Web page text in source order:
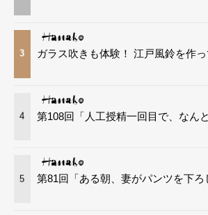
3 ガラス吹きも体験！ 江戸風鈴を作っ
4 第108回「人工授精一回目で、なん
5 第81回「ある朝、妻がパンツを下ろ